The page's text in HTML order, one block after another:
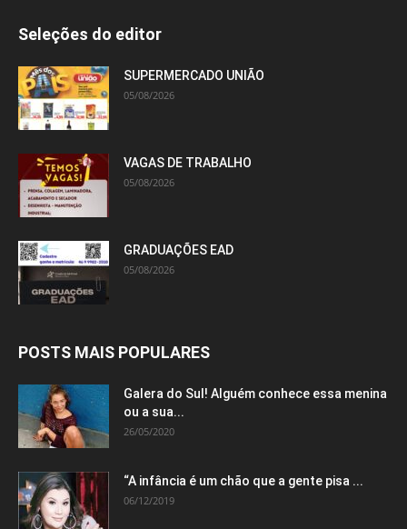
Seleções do editor
SUPERMERCADO UNIÃO
05/08/2026
VAGAS DE TRABALHO
05/08/2026
GRADUAÇÕES EAD
05/08/2026
POSTS MAIS POPULARES
Galera do Sul! Alguém conhece essa menina
ou a sua...
26/05/2020
“A infância é um chão que a gente pisa ...
06/12/2019